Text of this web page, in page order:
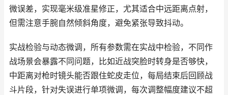
微误差，实现毫米级准星修正，尤其适合中远距离点射，
但需注意手腕自然倾斜角度，避免紧张导致抖动。
实战检验与动态微调，所有参数需在实战中检验，不同作
战场景会暴露不同问题，比如近战突脸时转身是否够快，
中距离对枪时镜头能否跟住蛇皮走位，每局结束后回顾战
斗片段，针对失误进行单项微调，每次调整幅度建议不超